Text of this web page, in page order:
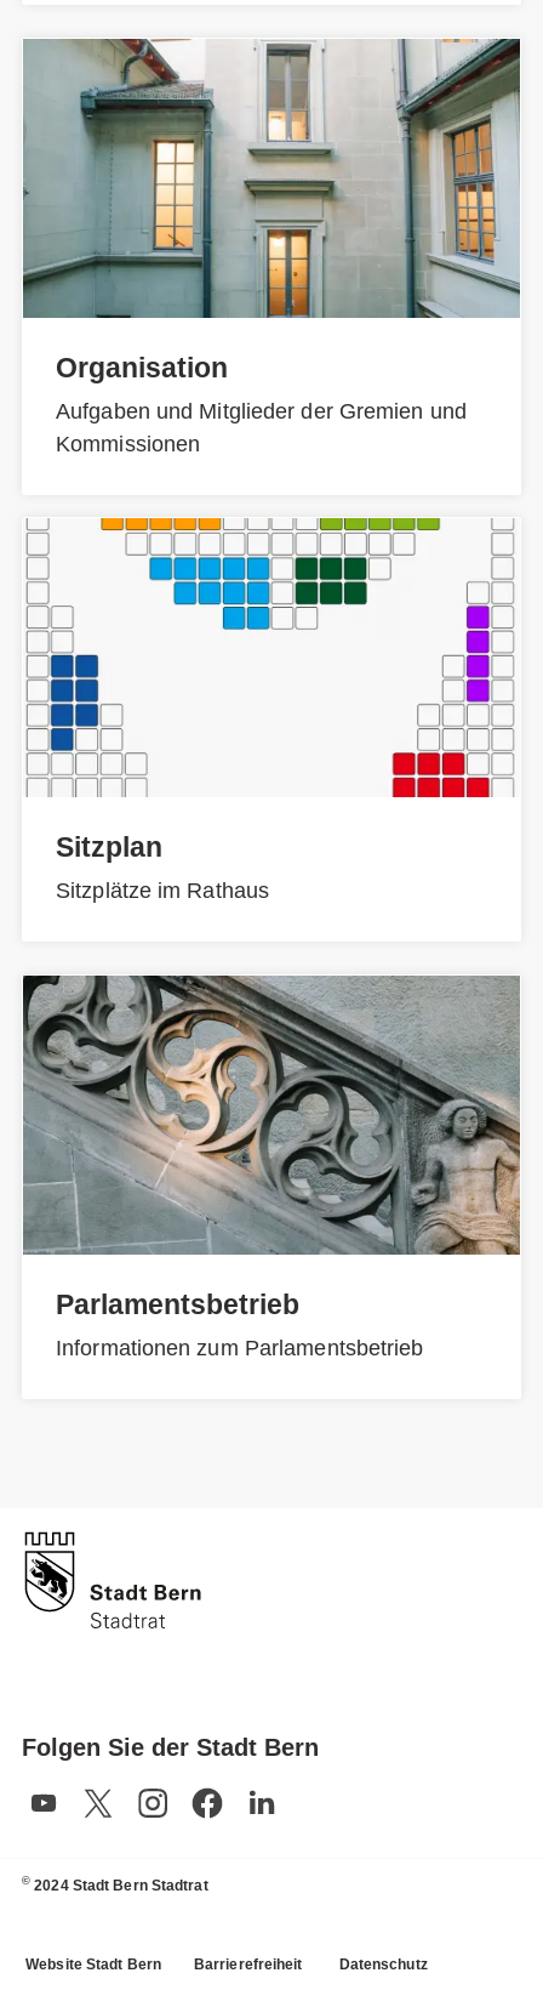
Organisation
Aufgaben und Mitglieder der Gremien und
Kommissionen
Sitzplan
Sitzplätze im Rathaus
Parlamentsbetrieb
Informationen zum Parlamentsbetrieb
Folgen Sie der Stadt Bern
© 2024 Stadt Bern Stadtrat
Website Stadt Bern Barrierefreiheit
Datenschutz